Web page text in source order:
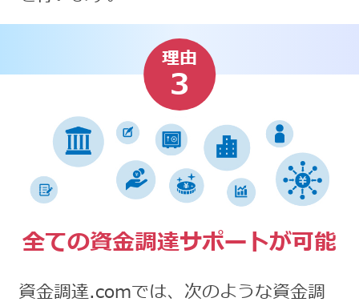
理由
3
全ての資金調達サポートが可能
資金調達.comでは、次のような資金調